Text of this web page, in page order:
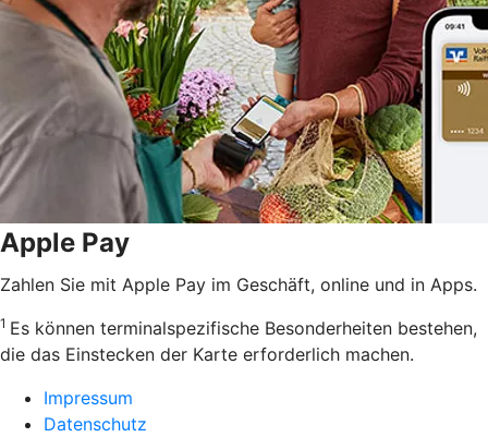
Apple Pay
Zahlen Sie mit Apple Pay im Geschäft, online und in Apps.
1 Es können terminalspezifische Besonderheiten bestehen,
die das Einstecken der Karte erforderlich machen.
Impressum
Datenschutz